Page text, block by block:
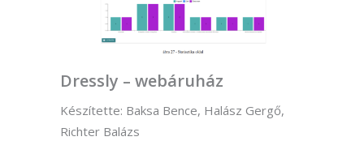
Dressly – webáruház
Készítette: Baksa Bence, Halász Gergő,
Richter Balázs